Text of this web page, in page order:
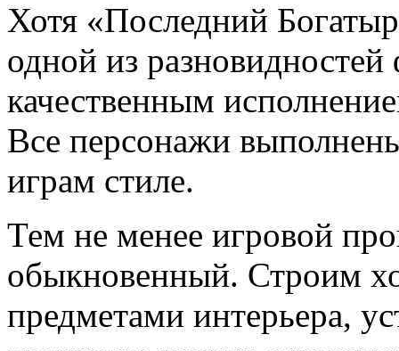
Хотя «Последний
одной из
качественным
Все персонажи
играм стиле.
Тем не менее игровой
обыкновенный. Строим
предметами интерьера,